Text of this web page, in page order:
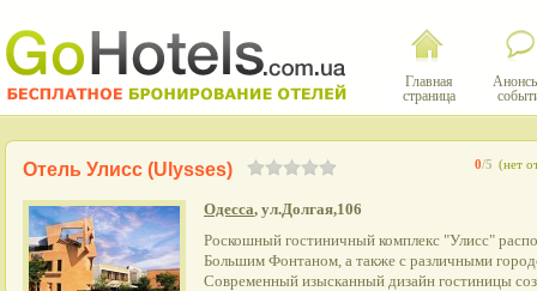
Главная
страница
0/5 (нет
Отель Улисс (Ulysses)
Одесса, ул.Долгая,106
Роскошный гостиничный комплекс "Улисс"
Большим Фонтаном, а также с различными
Современный изысканный дизайн гостиницы